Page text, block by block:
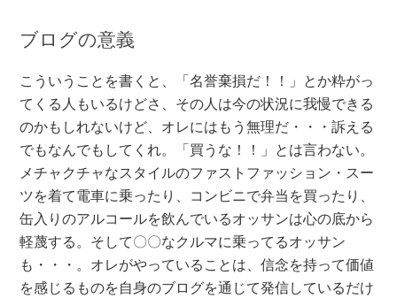
ブログの意義
こういうことを書くと、「名誉棄損だ！！」とか粋がっ
てくる人もいるけどさ、その人は今の状況に我慢できる
のかもしれないけど、オレにはもう無理だ・・・訴える
でもなんでもしてくれ。「買うな！！」とは言わない。
メチャクチャなスタイルのファストファッション・スー
ツを着て電車に乗ったり、コンビニで弁当を買ったり、
缶入りのアルコールを飲んでいるオッサンは心の底から
軽蔑する。そして〇〇なクルマに乗ってるオッサン
も・・・。オレがやっていることは、信念を持って価値
を感じるものを自身のブログを通じて発信しているだけ